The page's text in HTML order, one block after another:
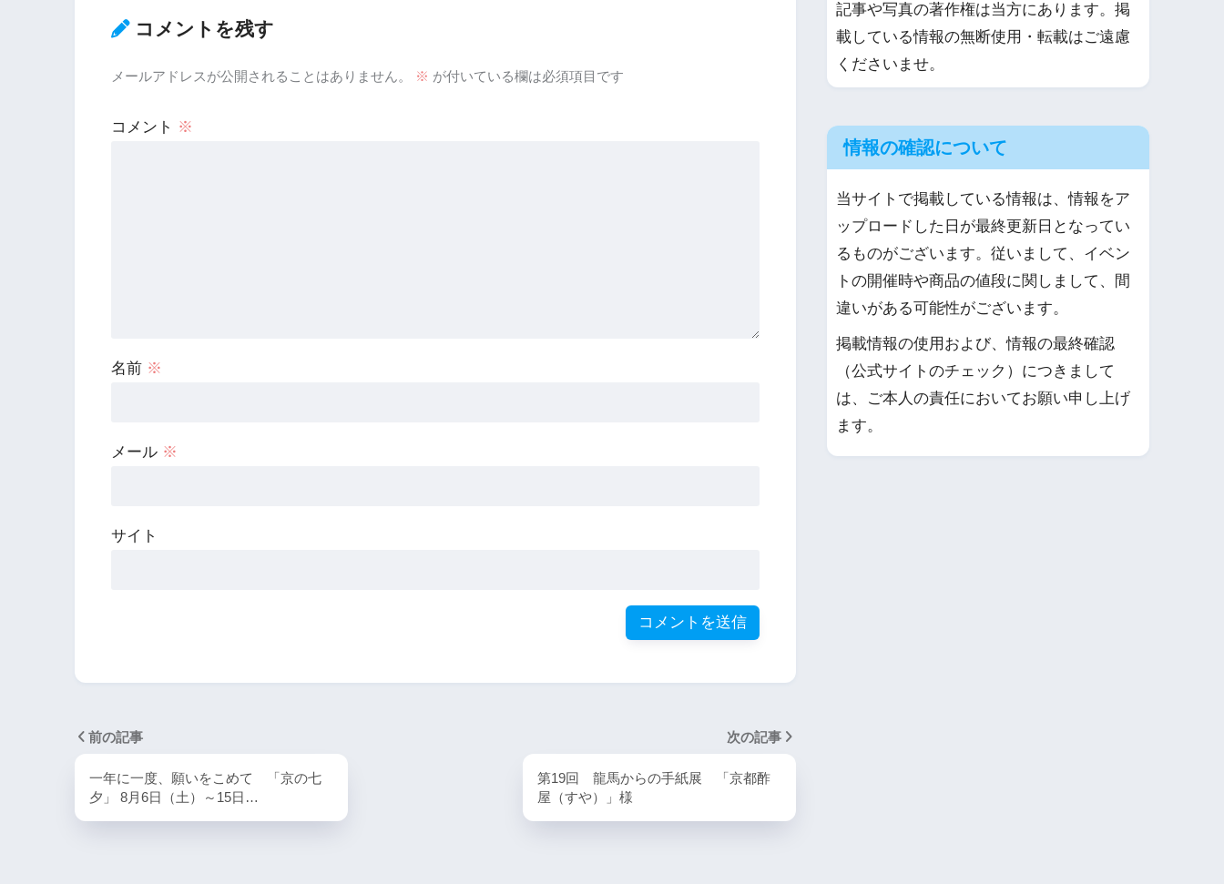
コメントを残す
メールアドレスが公開されることはありません。 ※ が付いている欄は必須項目です
コメント ※
名前 ※
メール ※
サイト
前の記事
一年に一度、願いをこめて 「京の七
夕」 8月6日（土）～15日…
次の記事
第19回 龍馬からの手紙展 「京都酢
屋（すや）」様
記事や写真の著作権は当方にあります。掲
載している情報の無断使用・転載はご遠慮
くださいませ。
情報の確認について
当サイトで掲載している情報は、情報をア
ップロードした日が最終更新日となってい
るものがございます。従いまして、イベン
トの開催時や商品の値段に関しまして、間
違いがある可能性がございます。
掲載情報の使用および、情報の最終確認
（公式サイトのチェック）につきまして
は、ご本人の責任においてお願い申し上げ
ます。